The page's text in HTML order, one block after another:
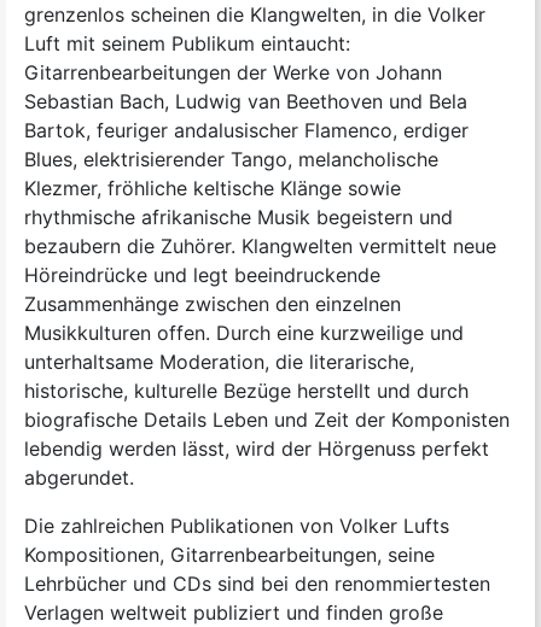
grenzenlos scheinen die Klangwelten, in die Volker
Luft mit seinem Publikum eintaucht:
Gitarrenbearbeitungen der Werke von Johann
Sebastian Bach, Ludwig van Beethoven und Bela
Bartok, feuriger andalusischer Flamenco, erdiger
Blues, elektrisierender Tango, melancholische
Klezmer, fröhliche keltische Klänge sowie
rhythmische afrikanische Musik begeistern und
bezaubern die Zuhörer. Klangwelten vermittelt neue
Höreindrücke und legt beeindruckende
Zusammenhänge zwischen den einzelnen
Musikkulturen offen. Durch eine kurzweilige und
unterhaltsame Moderation, die literarische,
historische, kulturelle Bezüge herstellt und durch
biografische Details Leben und Zeit der Komponisten
lebendig werden lässt, wird der Hörgenuss perfekt
abgerundet.
Die zahlreichen Publikationen von Volker Lufts
Kompositionen, Gitarrenbearbeitungen, seine
Lehrbücher und CDs sind bei den renommiertesten
Verlagen weltweit publiziert und finden große